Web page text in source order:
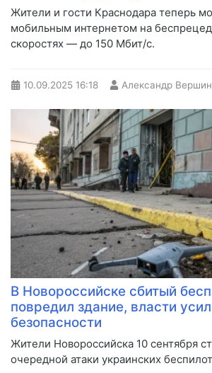
Жители и гости Краснодара теперь
мобильным интернетом на
скоростях — до 150 Мбит/с.
10.09.2025 16:18 Александр
В Новороссийске сбитый
повредил здание, власти
безопасности
Жители Новороссийска 10 сентября
очередной атаки украинских